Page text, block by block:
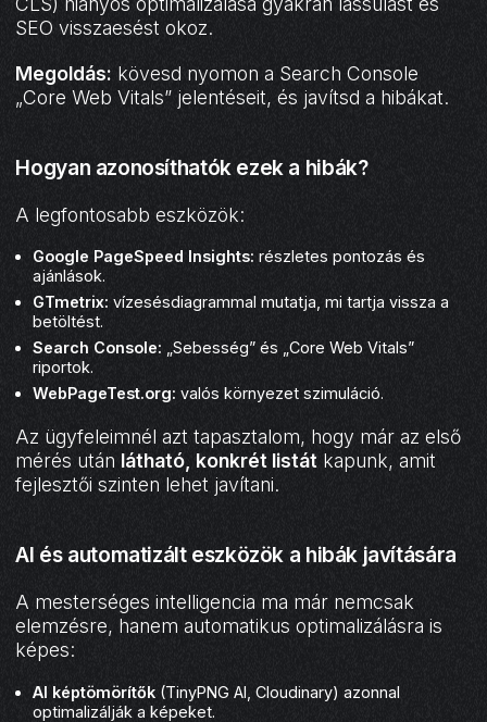
SEO visszaesést okoz.
Megoldás: kövesd nyomon a Search Console
„Core Web Vitals” jelentéseit, és javítsd a hibákat.
Hogyan azonosíthatók ezek a hibák?
A legfontosabb eszközök:
Google PageSpeed Insights: részletes pontozás és
ajánlások.
GTmetrix: vízesésdiagrammal mutatja, mi tartja vissza a
betöltést.
Search Console: „Sebesség” és „Core Web Vitals”
riportok.
WebPageTest.org: valós környezet szimuláció.
Az ügyfeleimnél azt tapasztalom, hogy már az első
mérés után látható, konkrét listát kapunk, amit
fejlesztői szinten lehet javítani.
AI és automatizált eszközök a hibák javítására
A mesterséges intelligencia ma már nemcsak
elemzésre, hanem automatikus optimalizálásra is
képes:
AI képtömörítők (TinyPNG AI, Cloudinary) azonnal
optimalizálják a képeket.